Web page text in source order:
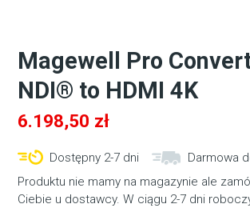
Magewell Pro
NDI® to HDMI 4K
6.198,50 zł
Dostępny 2-7 dni
Darmowa
Produktu nie mamy na magazynie ale
Ciebie u dostawcy. W ciągu 2-7 dni